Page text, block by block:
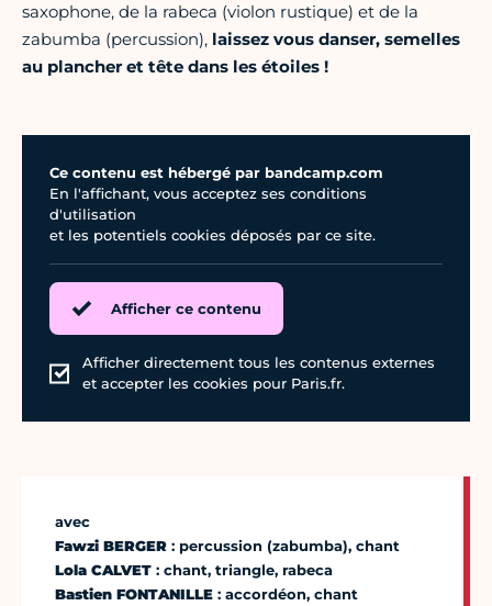
saxophone, de la rabeca (violon rustique) et de la
zabumba (percussion), laissez vous danser, semelles
au plancher et tête dans les étoiles !
Ce contenu est hébergé par bandcamp.com
En l'affichant, vous acceptez ses conditions
d'utilisation
et les potentiels cookies déposés par ce site.
Afficher ce contenu
Afficher directement tous les contenus externes
et accepter les cookies pour Paris.fr.
avec
Fawzi BERGER : percussion (zabumba), chant
Lola CALVET : chant, triangle, rabeca
Bastien FONTANILLE : accordéon, chant